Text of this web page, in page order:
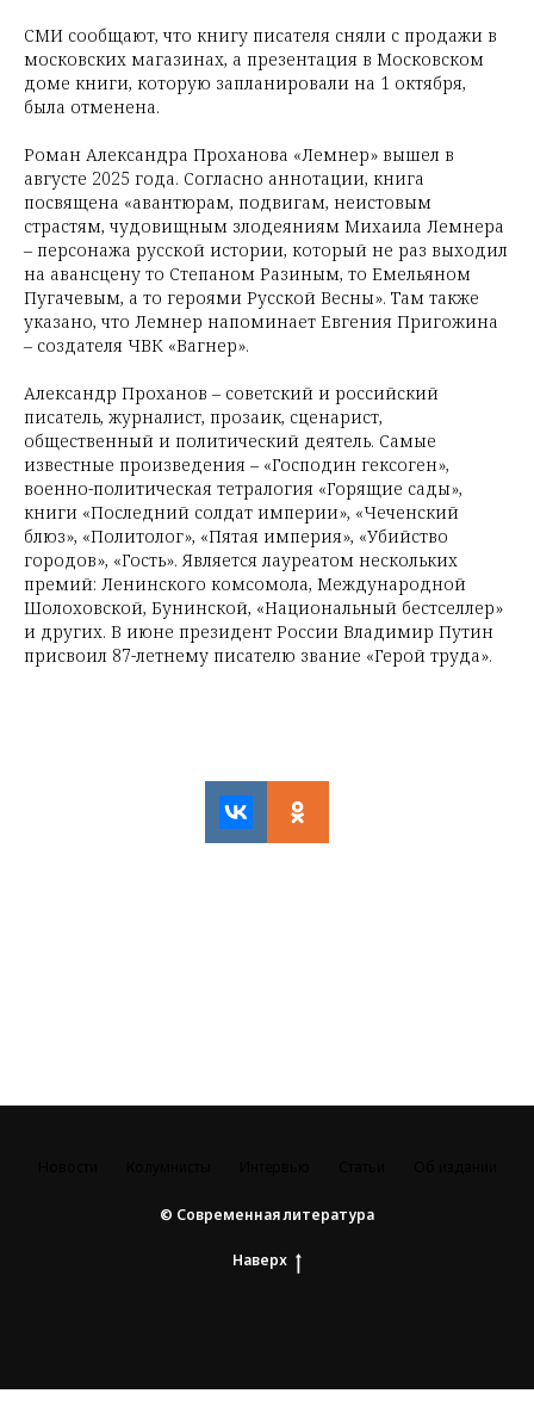
СМИ сообщают, что книгу писателя сняли с продажи в
московских магазинах, а презентация в Московском
доме книги, которую запланировали на 1 октября,
была отменена.
Роман Александра Проханова «Лемнер» вышел в
августе 2025 года. Согласно аннотации, книга
посвящена «авантюрам, подвигам, неистовым
страстям, чудовищным злодеяниям Михаила Лемнера
– персонажа русской истории, который не раз выходил
на авансцену то Степаном Разиным, то Емельяном
Пугачевым, а то героями Русской Весны». Там также
указано, что Лемнер напоминает Евгения Пригожина
– создателя ЧВК «Вагнер».
Александр Проханов – советский и российский
писатель, журналист, прозаик, сценарист,
общественный и политический деятель. Самые
известные произведения – «Господин гексоген»,
военно-политическая тетралогия «Горящие сады»,
книги «Последний солдат империи», «Чеченский
блюз», «Политолог», «Пятая империя», «Убийство
городов», «Гость». Является лауреатом нескольких
премий: Ленинского комсомола, Международной
Шолоховской, Бунинской, «Национальный бестселлер»
и других. В июне президент России Владимир Путин
присвоил 87-летнему писателю звание «Герой труда».
© Современная литература
Наверх